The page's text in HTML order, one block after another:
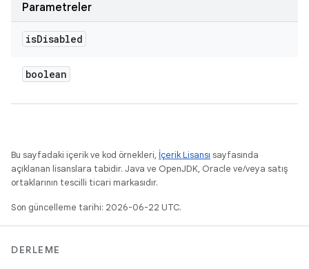
Parametreler
isDisabled
boolean
Bu sayfadaki içerik ve kod örnekleri, İçerik Lisansı sayfasında
açıklanan lisanslara tabidir. Java ve OpenJDK, Oracle ve/veya satış
ortaklarının tescilli ticari markasıdır.
Son güncelleme tarihi: 2026-06-22 UTC.
DERLEME